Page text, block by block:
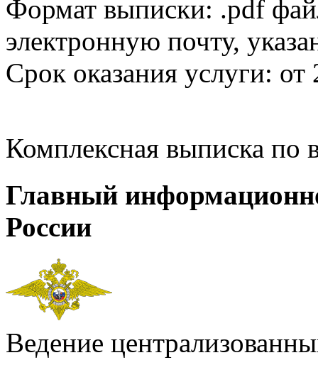
Формат выписки: .pdf
электронную почту,
Срок оказания услуги: от
Комплексная выписка
Главный
России
Ведение